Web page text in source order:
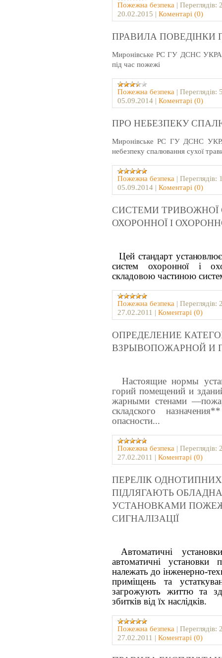
Пожежна безпека | Переглядів:
20.02.2015 | Коментарі (0)
ПРАВИЛА ПОВЕДІНКИ
Миронівське РС ГУ ДСНС
під час пожежі
Пожежна безпека | Переглядів:
05.09.2014 | Коментарі (0)
ПРО НЕБЕЗПЕКУ
Миронівське РС ГУ ДСНС
небезпеку спалювання сухої
Пожежна безпека | Переглядів:
05.09.2014 | Коментарі (0)
СИСТЕМИ ТРИВОЖНОЇ
ОХОРОННОЇ І
Цей стандарт
систем охоронної і
складовою частиною
Пожежна безпека | Переглядів:
27.02.2011 | Коментарі (0)
ОПРЕДЕЛЕНИЕ
ВЗРЫВОПОЖАРНОЙ И
Настоящие нормы
горий помещений и
жарными стенами
складского
опасности...
Пожежна безпека | Переглядів:
27.02.2011 | Коментарі (0)
ПЕРЕЛІК
ПІДЛЯГАЮТЬ
УСТАНОВКАМИ
СИГНАЛІЗАЦІЇ
Автоматичні
автоматичні
належать до інженерно-
приміщень та
загрожують життю та
збитків від їх наслідків.
Пожежна безпека | Переглядів:
27.02.2011 | Коментарі (0)